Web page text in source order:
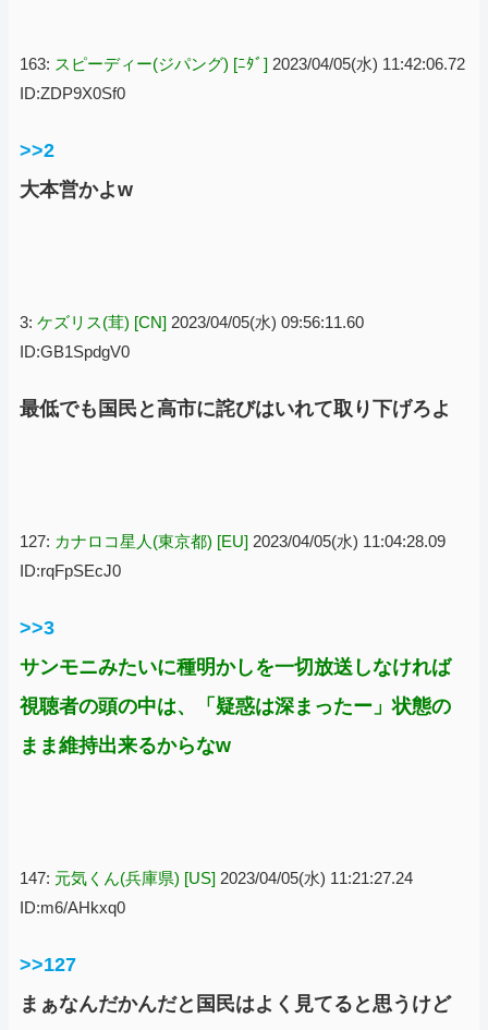
163: スピーディー(ジパング) [ﾆﾀﾞ] 2023/04/05(水) 11:42:06.72
ID:ZDP9X0Sf0
>>2
大本営かよw
3: ケズリス(茸) [CN] 2023/04/05(水) 09:56:11.60
ID:GB1SpdgV0
最低でも国民と高市に詫びはいれて取り下げろよ
127: カナロコ星人(東京都) [EU] 2023/04/05(水) 11:04:28.09
ID:rqFpSEcJ0
>>3
サンモニみたいに種明かしを一切放送しなければ
視聴者の頭の中は、「疑惑は深まったー」状態の
まま維持出来るからなw
147: 元気くん(兵庫県) [US] 2023/04/05(水) 11:21:27.24
ID:m6/AHkxq0
>>127
まぁなんだかんだと国民はよく見てると思うけど